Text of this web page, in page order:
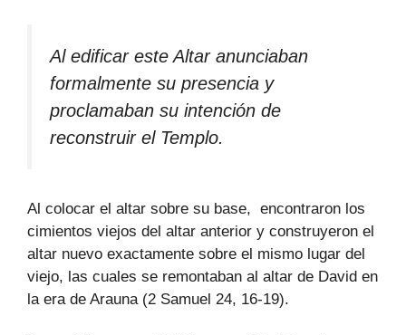
Al edificar este Altar anunciaban
formalmente su presencia y
proclamaban su intención de
reconstruir el Templo.
Al colocar el altar sobre su base, encontraron los
cimientos viejos del altar anterior y construyeron el
altar nuevo exactamente sobre el mismo lugar del
viejo, las cuales se remontaban al altar de David en
la era de Arauna (2 Samuel 24, 16-19).